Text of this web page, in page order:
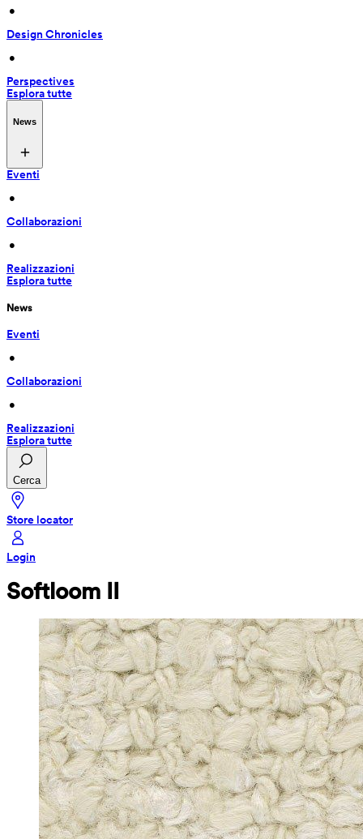
•
Design Chronicles
•
Perspectives
Esplora tutte
News
Eventi
•
Collaborazioni
•
Realizzazioni
Esplora tutte
News
Eventi
•
Collaborazioni
•
Realizzazioni
Esplora tutte
Cerca
Store locator
Login
Softloom II